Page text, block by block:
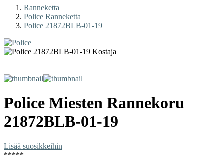
Ranneketta
Police Ranneketta
Police 21872BLB-01-19
Police Miesten Rannekoru
21872BLB-01-19
Lisää suosikkeihin